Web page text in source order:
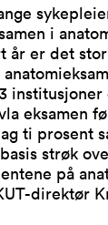
i
år er det
institusjoner
eksamen
ti prosent
strøk
på
direktør